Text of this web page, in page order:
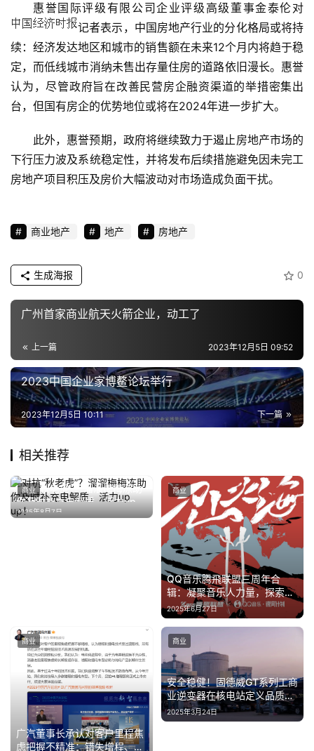
惠誉国际评级有限公司企业评级高级董事金泰伦对
记者表示，中国房地产行业的分化格局或将持
续：经济发达地区和城市的销售额在未来12个月内将趋于稳
定，而低线城市消纳未售出存量住房的道路依旧漫长。惠誉
认为，尽管政府旨在改善民营房企融资渠道的举措密集出
台，但国有房企的优势地位或将在2024年进一步扩大。
此外，惠誉预期，政府将继续致力于遏止房地产市场的
下行压力波及系统稳定性，并将发布后续措施避免因未完工
房地产项目积压及房价大幅波动对市场造成负面干扰。
商业地产 地产 房地产
0
生成海报
广州首家商业航天火箭企业，动工了
上一篇 2023年12月5日 09:52
2023中国企业家博鳌论坛举行
下一篇
2023年12月5日 10:11
相关推荐
对抗“秋老虎”？溜溜梅梅冻助
你及时补充电解质，活力up
up！
2025年8月7日
商业
QQ音乐腾飛联盟三周年合
辑：凝聚音乐人力量，探索声
量与成长的无限可能
2025年6月27日
商业
广汽董事长承认对客户里程焦
虑把握不精准：错失增程、插
商业
安全稳健！固德威GT系列工商
业逆变器在核电站定义品质新
标准
2025年3月24日
商业